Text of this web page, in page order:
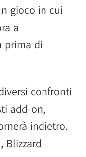
gioco in cui
a
prima di
confronti
add-on,
indietro.
Blizzard